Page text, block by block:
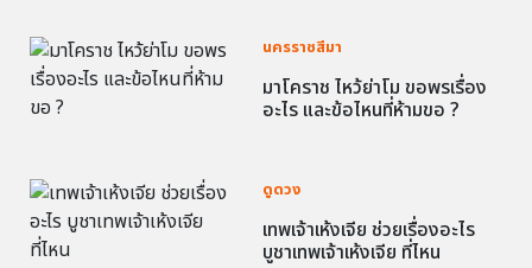
นครราชสีมา
มาโคราช ไหว้ย่าโม ขอพรเรื่อง
อะไร และข้อไหนที่ห้ามขอ ?
ดูดวง
เทพเจ้าเห้งเจีย ช่วยเรื่องอะไร
บูชาเทพเจ้าเห้งเจีย ที่ไหน